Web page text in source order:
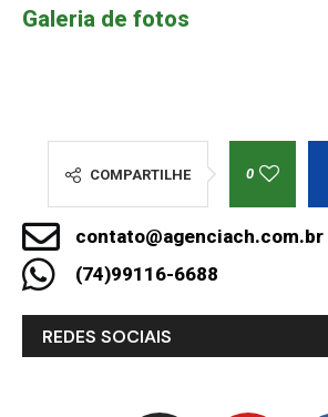
Galeria de fotos
COMPARTILHE 0
contato@agenciach.com.br
(74)99116-6688
REDES SOCIAIS